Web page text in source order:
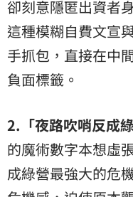
卻刻意隱匿出資者
這種模糊自費文宣
手抓包，直接在中
負面標籤。
2.「夜路吹哨反成
的魔術數字本想虛
成綠營最強大的危